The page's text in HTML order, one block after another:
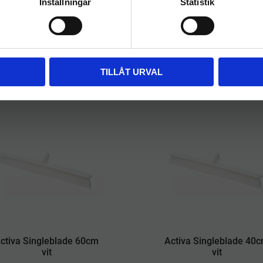
Inställningar Statistik
TILLÅT URVAL
​Golvraka Activa Singleblade
kr
Lägg till i önskelista
​Golvraka Activa
209
Singleblade 60cm
vit
Activa Singleblade
vit